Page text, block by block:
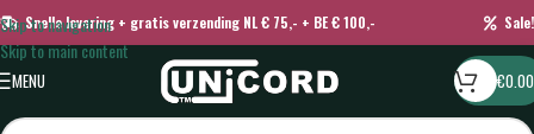
Skip to navigation
Skip to main content
Snelle levering + gratis verzending NL € 75,- + BE € 100,- Sale!
MENU €0.00